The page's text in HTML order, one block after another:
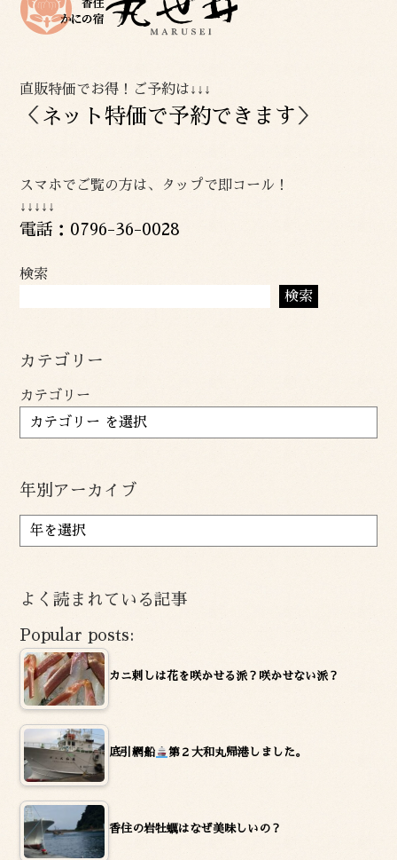
直販特価でお得！ご予約は↓↓↓
＜ ネット特価で予約できます ＞
スマホでご覧の方は、タップで即コール！
↓↓↓↓↓
電話：0796-36-0028
検索
検索
カテゴリー
カテゴリー
年別アーカイブ
ア
ー
ブ
よく読まれている記事
Popular posts:
カニ刺しは花を咲かせる派？咲かせない派？
底引網船 第２大和丸帰港しました。
香住の岩牡蠣はなぜ美味しいの？